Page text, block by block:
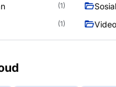
(1) Sosial
(1) Video